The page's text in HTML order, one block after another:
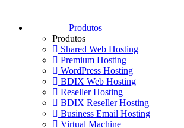
Produtos
Produtos
Shared Web Hosting
Premium Hosting
WordPress Hosting
BDIX Web Hosting
Reseller Hosting
BDIX Reseller Hosting
Business Email Hosting
Virtual Machine